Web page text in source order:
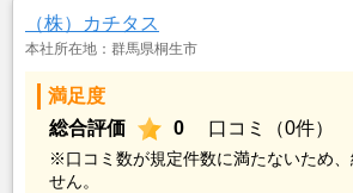
も空き家の状態で不動産を残してお
を決めた。
（株）カチタス
本社所在地：群馬県桐生市
満足度
総合評価
0 口コミ（0件）
※口コミ数が規定件数に満たないため、
せん。